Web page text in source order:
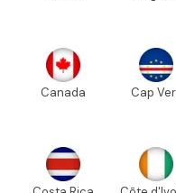
Canada Cap